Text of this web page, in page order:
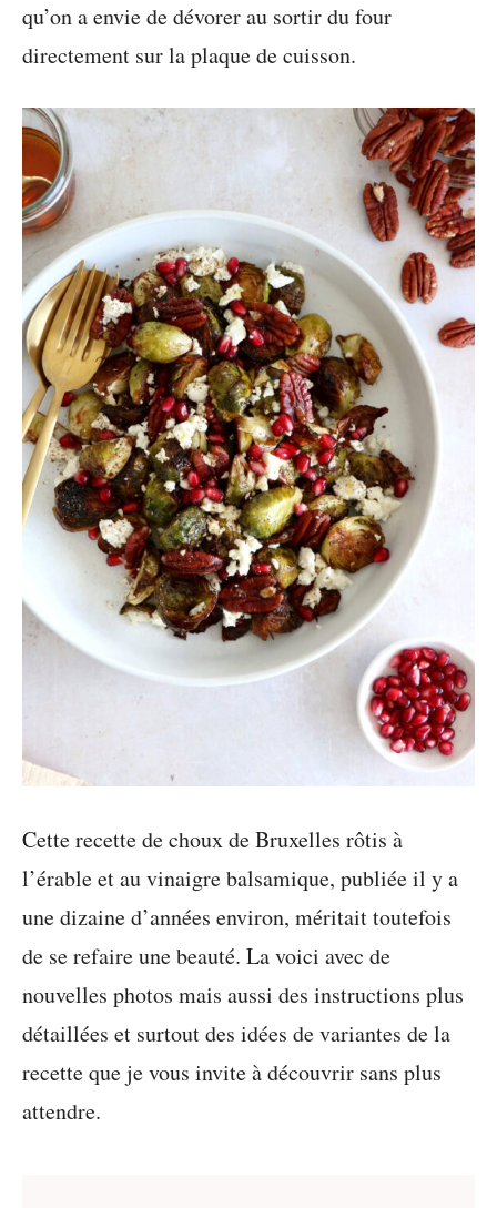
qu’on a envie de dévorer au sortir du four
directement sur la plaque de cuisson.
Cette recette de choux de Bruxelles rôtis à
l’érable et au vinaigre balsamique, publiée il y a
une dizaine d’années environ, méritait toutefois
de se refaire une beauté. La voici avec de
nouvelles photos mais aussi des instructions plus
détaillées et surtout des idées de variantes de la
recette que je vous invite à découvrir sans plus
attendre.